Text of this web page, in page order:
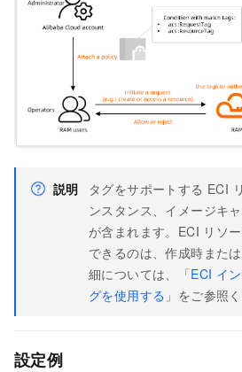
説明
タグをサポートする ECI
ンスタンス、イメージキ
が含まれます。ECI リソ
できるのは、作成時また
細については、「ECI イ
グを使用する 」をご参照く
設定例